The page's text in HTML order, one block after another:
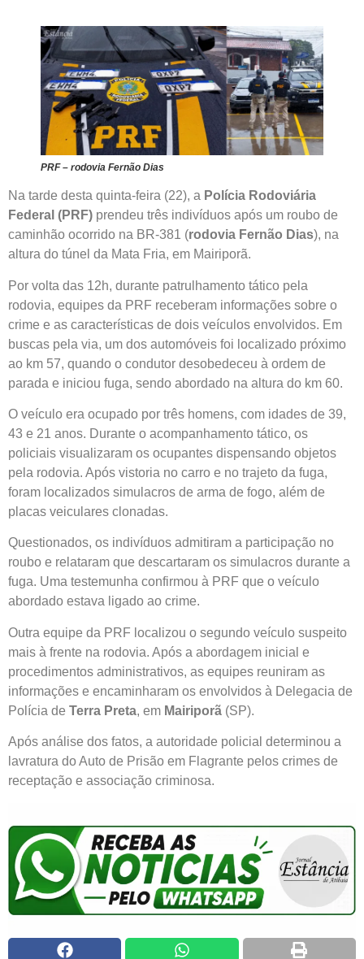
PRF – rodovia Fernão Dias
Na tarde desta quinta-feira (22), a Polícia Rodoviária
Federal (PRF) prendeu três indivíduos após um roubo de
caminhão ocorrido na BR-381 (rodovia Fernão Dias), na
altura do túnel da Mata Fria, em Mairiporã.
Por volta das 12h, durante patrulhamento tático pela
rodovia, equipes da PRF receberam informações sobre o
crime e as características de dois veículos envolvidos. Em
buscas pela via, um dos automóveis foi localizado próximo
ao km 57, quando o condutor desobedeceu à ordem de
parada e iniciou fuga, sendo abordado na altura do km 60.
O veículo era ocupado por três homens, com idades de 39,
43 e 21 anos. Durante o acompanhamento tático, os
policiais visualizaram os ocupantes dispensando objetos
pela rodovia. Após vistoria no carro e no trajeto da fuga,
foram localizados simulacros de arma de fogo, além de
placas veiculares clonadas.
Questionados, os indivíduos admitiram a participação no
roubo e relataram que descartaram os simulacros durante a
fuga. Uma testemunha confirmou à PRF que o veículo
abordado estava ligado ao crime.
Outra equipe da PRF localizou o segundo veículo suspeito
mais à frente na rodovia. Após a abordagem inicial e
procedimentos administrativos, as equipes reuniram as
informações e encaminharam os envolvidos à Delegacia de
Polícia de Terra Preta, em Mairiporã (SP).
Após análise dos fatos, a autoridade policial determinou a
lavratura do Auto de Prisão em Flagrante pelos crimes de
receptação e associação criminosa.